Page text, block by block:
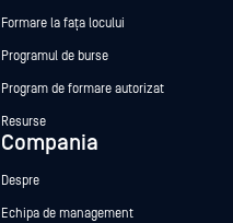
Formare la fața locului
Programul de burse
Program de formare autorizat
Resurse
Compania
Despre
Echipa de management